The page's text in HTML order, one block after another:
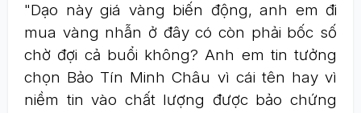
"Dạo này giá vàng biến động, anh em đi
mua vàng nhẫn ở đây có còn phải bốc số
chờ đợi cả buổi không? Anh em tin tưởng
chọn Bảo Tín Minh Châu vì cái tên hay vì
niềm tin vào chất lượng được bảo chứng